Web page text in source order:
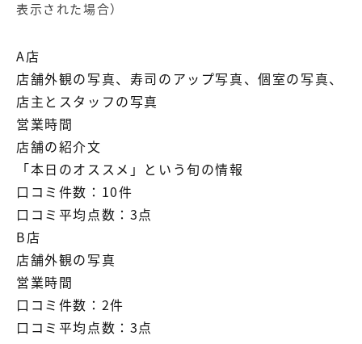
表示された場合）
A店
店舗外観の写真、寿司のアップ写真、個室の写真、
店主とスタッフの写真
営業時間
店舗の紹介文
「本日のオススメ」という旬の情報
口コミ件数：10件
口コミ平均点数：3点
B店
店舗外観の写真
営業時間
口コミ件数：2件
口コミ平均点数：3点